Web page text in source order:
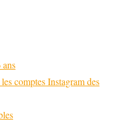
comptes Instagram des